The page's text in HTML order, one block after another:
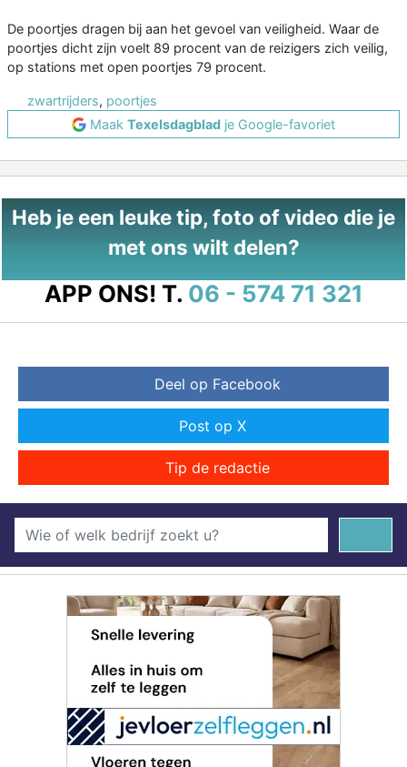
De poortjes dragen bij aan het gevoel van veiligheid. Waar de
poortjes dicht zijn voelt 89 procent van de reizigers zich veilig,
op stations met open poortjes 79 procent.
zwartrijders, poortjes
Maak Texelsdagblad je Google-favoriet
Heb je een leuke tip, foto of video die je
met ons wilt delen?
APP ONS! T. 06 - 574 71 321
Deel op Facebook
Post op X
Tip de redactie